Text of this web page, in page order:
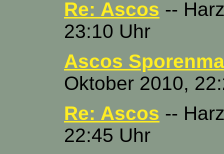
Re: Ascos --
23:10 Uhr
Ascos
Oktober 2010,
Re: Ascos --
22:45 Uhr